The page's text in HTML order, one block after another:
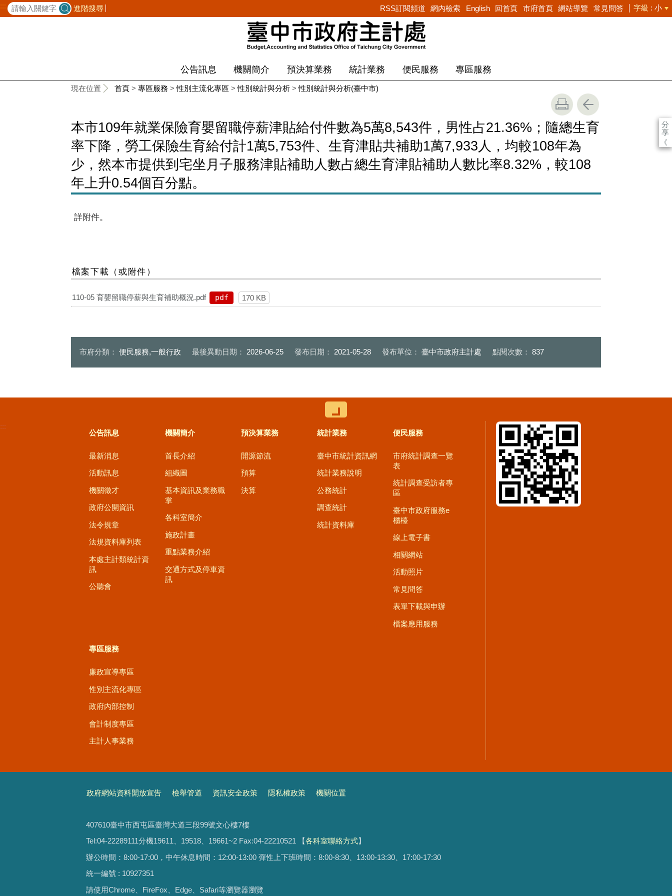
::: 進階搜尋 RSS訂閱頻道 網內檢索 English 回首頁 市府首頁 網站導覽 常見問答 字級 小
公告訊息 機關簡介 預決算業務 統計業務 便民服務 專區服務
現在位置 首頁 > 專區服務 >性別主流化專區 >性別統計與分析 >性別統計與分析(臺中市)
分
享
《
本市109年就業保險育嬰留職停薪津貼給付件數為5萬8,543件，男性占21.36%；隨總生育
率下降，勞工保險生育給付計1萬5,753件、生育津貼共補助1萬7,933人，均較108年為
少，然本市提供到宅坐月子服務津貼補助人數占總生育津貼補助人數比率8.32%，較108
年上升0.54個百分點。
詳附件。
檔案下載（或附件）
110-05 育嬰留職停薪與生育補助概況.pdf pdf 170 KB
市府分類： 便民服務,一般行政 最後異動日期： 2026-06-25 發布日期： 2021-05-28 發布單位： 臺中市政府主計處 點閱次數： 837
:::
公告訊息
最新消息
活動訊息
機關徵才
政府公開資訊
法令規章
法規資料庫列表
本處主計類統計資
訊
公聽會
機關簡介
首長介紹
組織圖
基本資訊及業務職
掌
各科室簡介
施政計畫
重點業務介紹
交通方式及停車資
訊
預決算業務
開源節流
預算
決算
統計業務
臺中市統計資訊網
統計業務說明
公務統計
調查統計
統計資料庫
便民服務
市府統計調查一覽
表
統計調查受訪者專
區
臺中市政府服務e
櫃檯
線上電子書
相關網站
活動照片
常見問答
表單下載與申辦
檔案應用服務
專區服務
廉政宣導專區
性別主流化專區
政府內部控制
會計制度專區
主計人事業務
政府網站資料開放宣告 檢舉管道 資訊安全政策 隱私權政策 機關位置
407610臺中市西屯區臺灣大道三段99號文心樓7樓
Tel:04-22289111分機19611、19518、19661~2 Fax:04-22210521
【各科室聯絡方式】
辦公時間：8:00-17:00，中午休息時間：12:00-13:00 彈性上下班時間：8:00-8:30、13:00-13:30、17:00-17:30
統一編號 : 10927351
請使用Chrome、FireFox、Edge、Safari等瀏覽器瀏覽